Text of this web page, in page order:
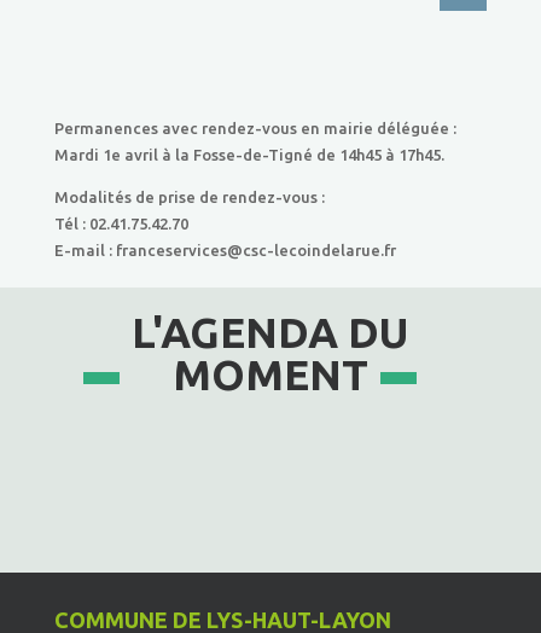
Permanences avec rendez-vous en mairie déléguée :
Mardi 1e avril à la Fosse-de-Tigné de 14h45 à 17h45.
Modalités de prise de rendez-vous :
Tél : 02.41.75.42.70
E-mail : franceservices@csc-lecoindelarue.fr
L'AGENDA DU
MOMENT
COMMUNE DE LYS-HAUT-LAYON